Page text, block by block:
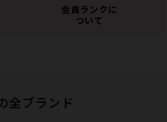
会員ランクに
ついて
全ブランド